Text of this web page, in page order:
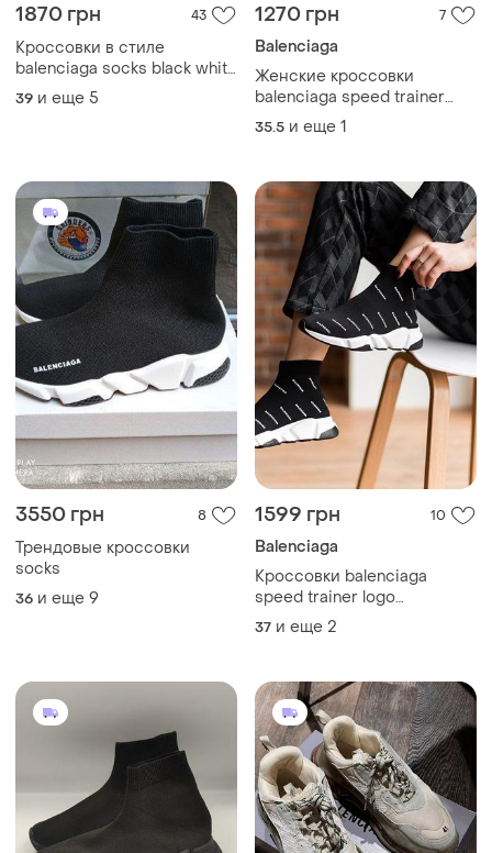
1870 грн 43
Кроссовки в стиле
balenciaga socks black white
баленсиага сокс
баленсиага носок
39 и еще 5
1270 грн 7
Balenciaga
Женские кроссовки
balenciaga speed trainer
beige, кроссовки
баленсиага снуд тренер
35.5 и еще 1
3550 грн 8
Трендовые кроссовки
socks
36 и еще 9
1599 грн 10
Balenciaga
Кроссовки balenciaga
speed trainer logo
"black/white" распродаж
sale
37 и еще 2